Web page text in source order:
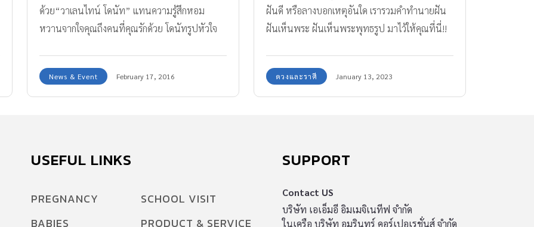
ด้วย“วาเลนไทน์ โดนัท” แทนความรู้สึกหอม
หวานจากใจคุณถึงคนที่คุณรักด้วย โดนัทรูปหัวใจ
ช็อกโกแลตจากเบลเยี่ยม พร้อมแต่งหน้าด้วยพิงค์
ช็อกโกแลต และดาร์ค ช็อกโกแลต ต่อกันด้วย
ความรู้สึกดีๆ กันด้วย “เบอร์รี่ เฮเซลนัท โดนัท”
News & Event February 17, 2016
ฝันดี หรือลางบอกเหตุอันใด เรารวมคำทำนายฝัน
ฝันเห็นพระ ฝันเห็นพระพุทธรูป มาไว้ให้คุณที่นี่!!
ดวงและราศี January 13, 2023
USEFUL LINKS
PREGNANCY
BABIES
SCHOOL VISIT
PRODUCT & SERVICE
SUPPORT
Contact US
บริษัท เอเอ็มอี อิมเมจิเนทีฟ จำกัด
ในเครือ บริษัท อมรินทร์ คอร์เปอเรชั่นส์ จำกัด